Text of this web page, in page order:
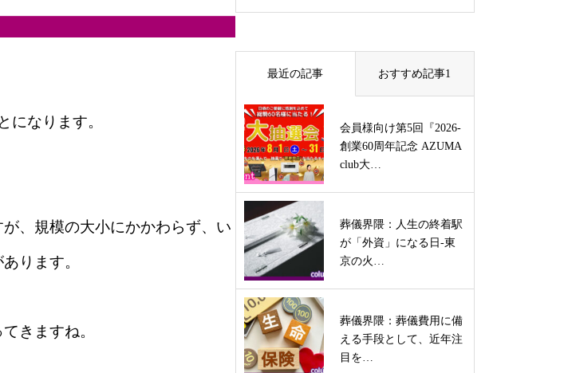
になります。
、 規模の大小にかかわらず、い
ります。
きますね。
最近の記事 おすすめ記事1
会員様向け第5回『2026-
創業60周年記念 AZUMA
club大…
葬儀界隈：人生の終着駅
が「外資」になる日-東
京の火…
葬儀界隈：葬儀費用に備
える手段として、近年注
目を…